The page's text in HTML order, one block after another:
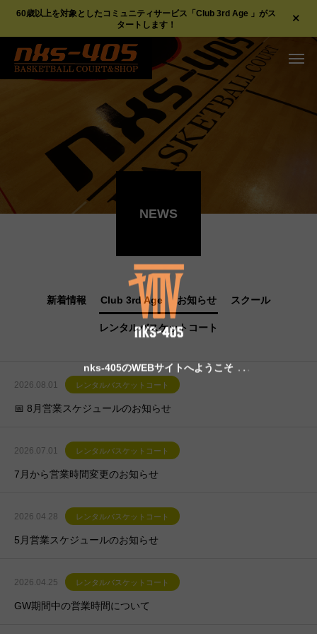
nks-405のWEBサイトへようこそ
60歳以上を対象としたコミュニティサービス「Club 3rd Age 」がス
タートします！
NEWS
新着情報 Club 3rd Age お知らせ スクール
レンタルバスケットコート
2026.08.01 レンタルバスケットコート
📅 8月営業スケジュールのお知らせ
2026.07.01 レンタルバスケットコート
7月から営業時間変更のお知らせ
2026.04.28 レンタルバスケットコート
5月営業スケジュールのお知らせ
2026.04.25 レンタルバスケットコート
GW期間中の営業時間について